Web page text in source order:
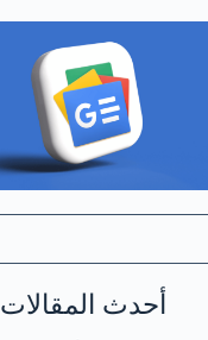
أحدث المقالات